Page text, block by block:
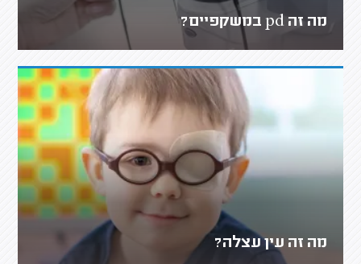
מה זה pd במשקפיים?
מה זה עין עצלה?